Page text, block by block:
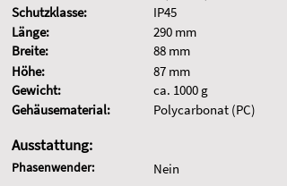
Schutzklasse:
Länge:
Breite:
Höhe:
Gewicht:
Gehäusematerial:
IP45
290 mm
88 mm
87 mm
ca. 1000 g
Polycarbonat (PC)
Ausstattung:
Phasenwender: Nein